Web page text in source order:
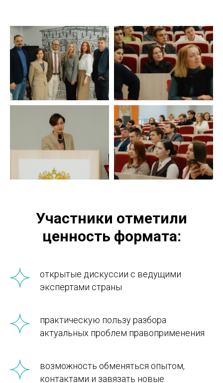
Участники отметили
ценность формата:
открытые дискуссии с ведущими
экспертами страны
практическую пользу разбора
актуальных проблем правоприменения
возможность обменяться опытом,
контактами и завязать новые